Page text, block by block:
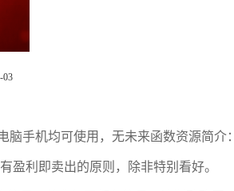
03
脑手机均可使用，无未来函数资源简介：
盈利即卖出的原则，除非特别看好。